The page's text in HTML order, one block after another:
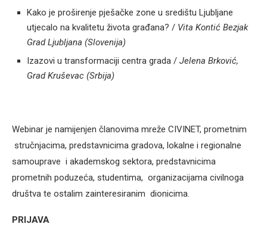
Kako je proširenje pješačke zone u središtu Ljubljane
utjecalo na kvalitetu života građana? / Vita Kontić Bezjak
Grad Ljubljana (Slovenija)
Izazovi u transformaciji centra grada / Jelena Brković,
Grad Kruševac (Srbija)
Webinar je namijenjen članovima mreže CIVINET, prometnim
stručnjacima, predstavnicima gradova, lokalne i regionalne
samouprave i akademskog sektora, predstavnicima
prometnih poduzeća, studentima, organizacijama civilnoga
društva te ostalim zainteresiranim dionicima.
PRIJAVA